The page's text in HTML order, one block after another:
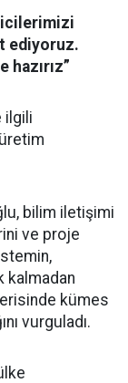
ediyoruz.
ilgili
bilim iletişimi
ve proje
kalmadan
kümes
vurguladı.